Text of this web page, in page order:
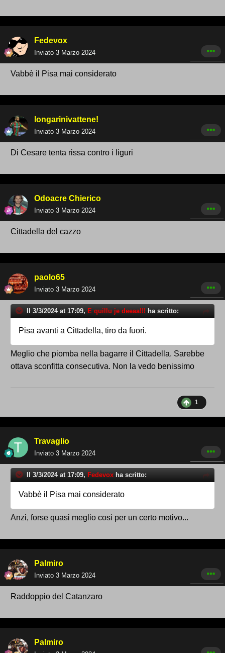
Fedevox
Inviato 3 Marzo 2024
Vabbè il Pisa mai considerato
longarinivattene!
Inviato 3 Marzo 2024
Di Cesare tenta rissa contro i liguri
Odoacre Chierico
Inviato 3 Marzo 2024
Cittadella del cazzo
paolo65
Inviato 3 Marzo 2024
Il 3/3/2024 at 17:09, E quillu je deeaa!!! ha scritto:
Pisa avanti a Cittadella, tiro da fuori.
Meglio che piomba nella bagarre il Cittadella. Sarebbe
ottava sconfitta consecutiva. Non la vedo benissimo
1
Travaglio
Inviato 3 Marzo 2024
Il 3/3/2024 at 17:09, Fedevox ha scritto:
Vabbè il Pisa mai considerato
Anzi, forse quasi meglio così per un certo motivo...
Palmiro
Inviato 3 Marzo 2024
Raddoppio del Catanzaro
Palmiro